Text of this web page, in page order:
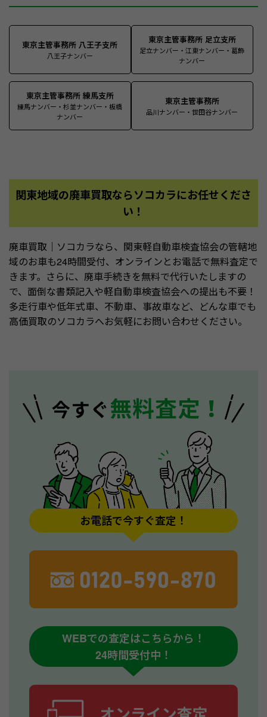
東京主管事務所 八王子支所
八王子ナンバー
東京主管事務所 足立支所
足立ナンバー・江東ナンバー・葛飾
ナンバー
東京主管事務所 練馬支所
練馬ナンバー・杉並ナンバー・板橋
ナンバー
東京主管事務所
品川ナンバー・世田谷ナンバー
関東地域の廃車買取ならソコカラにお任せくださ
い！
廃車買取｜ソコカラなら、関東軽自動車検査協会の管轄地
域のお車も24時間受付、オンラインとお電話で無料査定で
きます。さらに、廃車手続きを無料で代行いたしますの
で、面倒な書類記入や軽自動車検査協会への提出も不要！
多走行車や低年式車、不動車、事故車など、どんな車でも
高価買取のソコカラへお気軽にお問い合わせください。
お電話で今すぐ査定！
WEBでの査定はこちらから！
24時間受付中！